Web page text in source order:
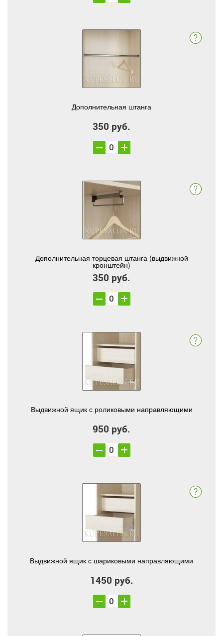
Дополнительная штанга
350 руб.
Дополнительная торцевая штанга (выдвижной
кронштейн)
350 руб.
Выдвижной ящик с роликовыми направляющими
950 руб.
Выдвижной ящик с шариковыми направляющими
1450 руб.